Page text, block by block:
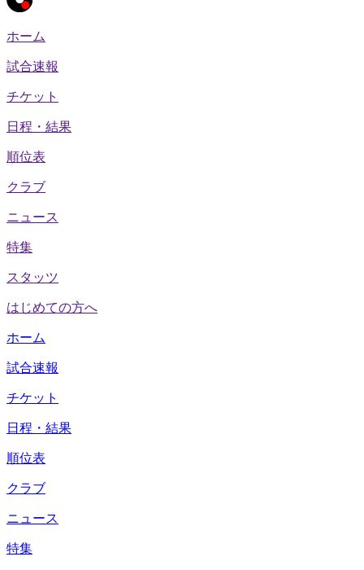
ホーム
試合速報
チケット
日程・結果
順位表
クラブ
ニュース
特集
スタッツ
はじめての方へ
ホーム
試合速報
チケット
日程・結果
順位表
クラブ
ニュース
特集